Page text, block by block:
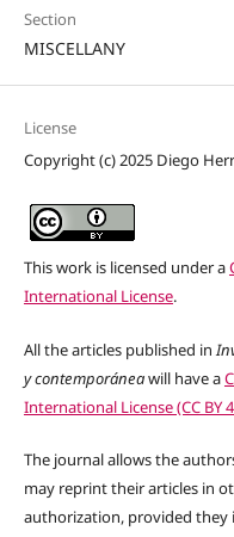
Section
MISCELLANY
License
Copyright (c) 2025 Diego
This work is licensed under a
International License.
All the articles published in
y contemporáneawill have a
International License (CC BY
The journal allows the
may reprint their articles in
authorization, provided they